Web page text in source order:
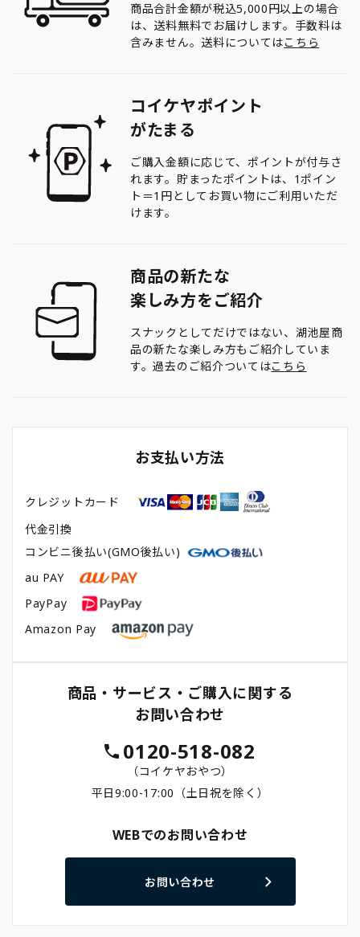
商品合計金額が税込5,000円以上の場合
は、送料無料でお届けします。手数料は
含みません。送料についてはこちら
コイケヤポイント
がたまる
ご購入金額に応じて、ポイントが付与さ
れます。貯まったポイントは、1ポイン
ト＝1円としてお買い物にご利用いただ
けます。
商品の新たな
楽しみ方をご紹介
スナックとしてだけではない、湖池屋商
品の新たな楽しみ方もご紹介していま
す。過去のご紹介ついてはこちら
お支払い方法
クレジットカード
代金引換
コンビニ後払い(GMO後払い)
au PAY
PayPay
Amazon Pay
商品・サービス・ご購入に関する
お問い合わせ
0120-518-082
（コイケヤおやつ）
平日9:00-17:00（土日祝を除く）
WEBでのお問い合わせ
お問い合わせ